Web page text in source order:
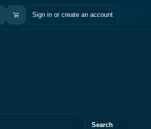
Sign in or create an account
Search